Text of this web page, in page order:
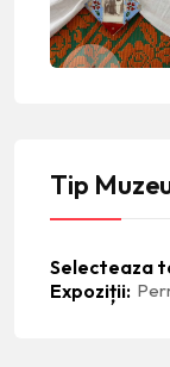
Tip
Selecteaza
Expoziții